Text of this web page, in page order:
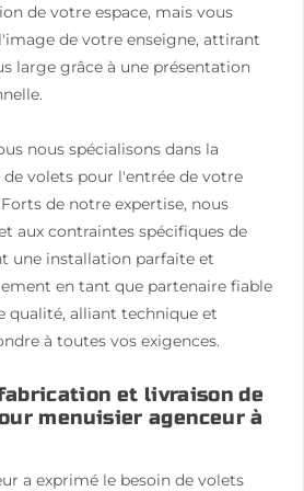
de votre espace, mais vous
de votre enseigne, attirant
large grâce à une présentation
nous spécialisons dans la
volets pour l'entrée de votre
de notre expertise, nous
aux contraintes spécifiques de
une installation parfaite et
en tant que partenaire fiable
qualité, alliant technique et
à toutes vos exigences.
et livraison de
menuisier agenceur à
a exprimé le besoin de volets